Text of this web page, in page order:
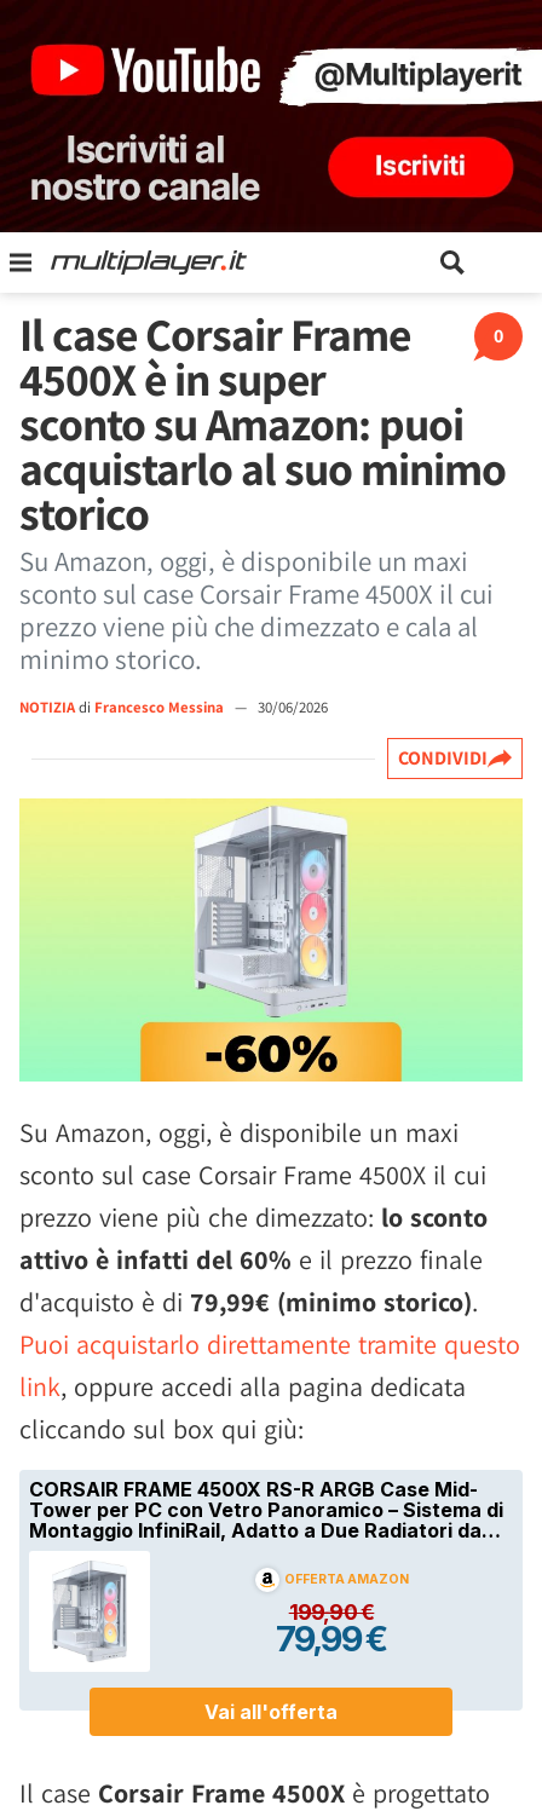
0
Il case Corsair Frame
4500X è in super
sconto su Amazon: puoi
acquistarlo al suo minimo
storico
Su Amazon, oggi, è disponibile un maxi
sconto sul case Corsair Frame 4500X il cui
prezzo viene più che dimezzato e cala al
minimo storico.
NOTIZIAdi Francesco Messina — 30/06/2026
CONDIVIDI
Su Amazon, oggi, è disponibile un maxi
sconto sul case Corsair Frame 4500X il cui
prezzo viene più che dimezzato: lo sconto
attivo è infatti del 60% e il prezzo finale
d'acquisto è di 79,99€ (minimo storico).
Puoi acquistarlo direttamente tramite questo
link, oppure accedi alla pagina dedicata
cliccando sul box qui giù:
Il case Corsair Frame 4500X è progettato